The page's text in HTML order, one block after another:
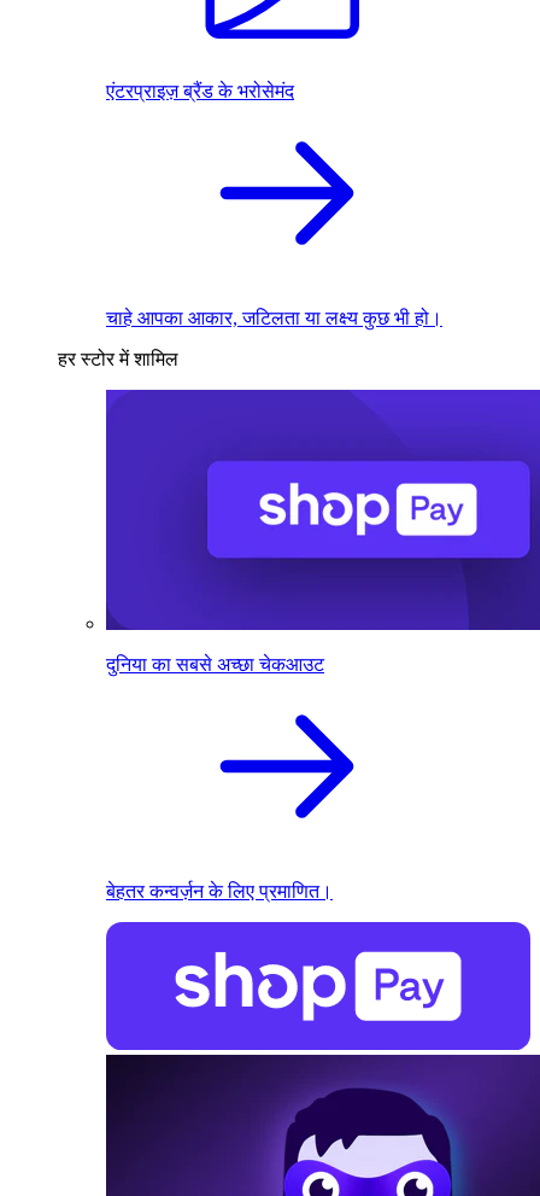
एंटरप्राइज़ ब्रैंड के भरोसेमंद
चाहे आपका आकार, जटिलता या लक्ष्य कुछ भी हो।
हर स्टोर में शामिल
दुनिया का सबसे अच्छा चेकआउट
बेहतर कन्वर्ज़न के लिए प्रमाणित।